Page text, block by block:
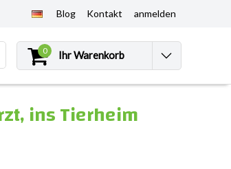
Blog Kontakt anmelden
0 Ihr Warenkorb
ins Tierheim